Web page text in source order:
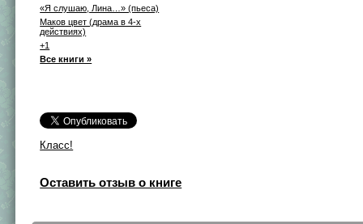
«Я слушаю, Лина…» (пьеса)
Маков цвет (драма в 4-х
действиях)
+1
Все книги »
Класс!
Оставить отзыв о книге